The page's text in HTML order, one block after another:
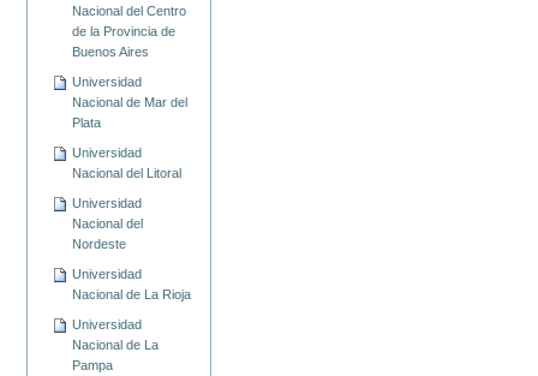
Nacional del Centro
de la Provincia de
Buenos Aires
Universidad
Nacional de Mar del
Plata
Universidad
Nacional del Litoral
Universidad
Nacional del
Nordeste
Universidad
Nacional de La Rioja
Universidad
Nacional de La
Pampa